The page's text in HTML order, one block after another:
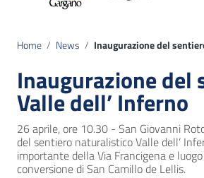
Home / News / Inaugurazione del
Inaugurazione del
Valle dell’ Inferno
26 aprile, ore 10.30 - San Giovanni
del sentiero naturalistico Valle dell’
importante della Via Francigena e
conversione di San Camillo de Lellis.